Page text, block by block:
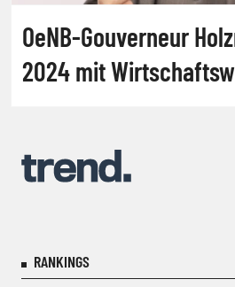
OeNB-Gouverneur
2024 mit
RANKINGS